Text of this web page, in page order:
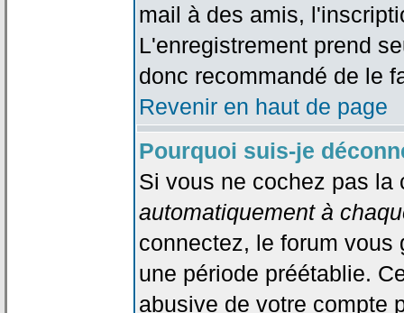
mail à des amis,
L'enregistrement prend
donc recommandé de le
Revenir en haut de page
Pourquoi suis-je
Si vous ne cochez pas
automatiquement à
connectez, le forum vous
une période préétablie.
abusive de votre compte